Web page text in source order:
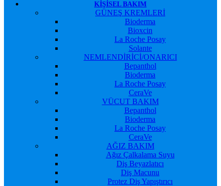
KIŞISEL BAKIM
GÜNEŞ KREMLERİ
Bioderma
Bioxcin
La Roche Posay
Solante
NEMLENDİRİCİ/ONARICI
Bepanthol
Bioderma
La Roche Posay
CeraVe
VÜCUT BAKIM
Bepanthol
Bioderma
La Roche Posay
CeraVe
AĞIZ BAKIM
Ağız Çalkalama Suyu
Diş Beyazlatıcı
Diş Macunu
Protez Diş Yapıştırıcı